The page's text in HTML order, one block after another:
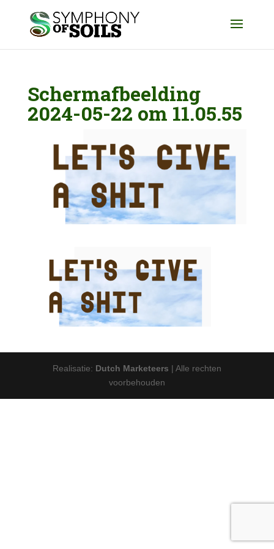
Schermafbeelding
2024-05-22 om 11.05.55
Realisatie: Dutch Marketeers | Alle rechten
voorbehouden